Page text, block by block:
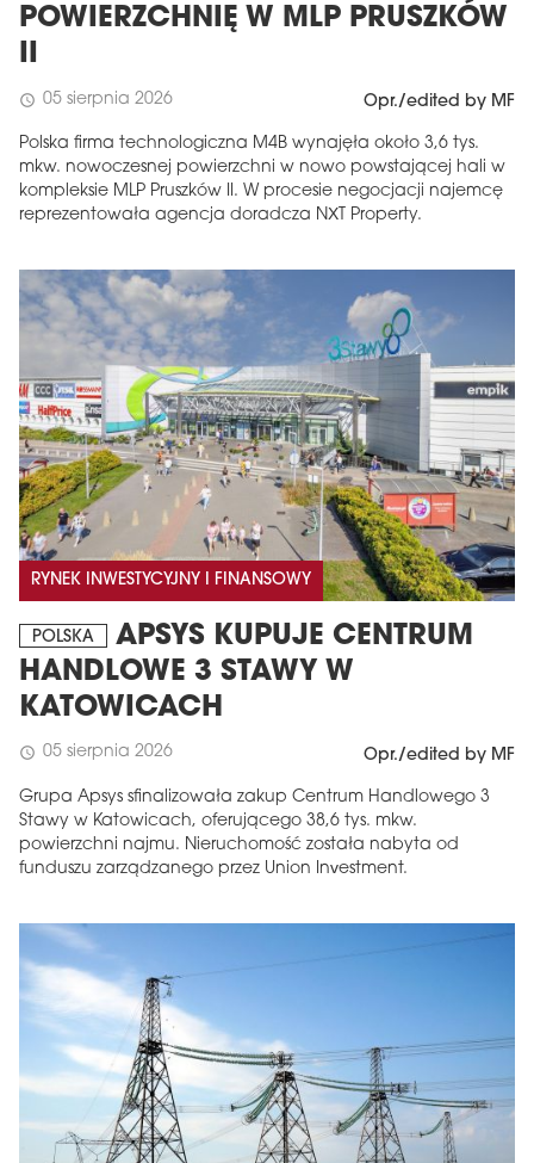
POWIERZCHNIĘ W MLP PRUSZKÓW
II
schedule 05 sierpnia 2026 Opr./edited by MF
Polska firma technologiczna M4B wynajęła około 3,6 tys.
mkw. nowoczesnej powierzchni w nowo powstającej hali w
kompleksie MLP Pruszków II. W procesie negocjacji najemcę
reprezentowała agencja doradcza NXT Property.
RYNEK INWESTYCYJNY I FINANSOWY
POLSKA
APSYS KUPUJE CENTRUM
HANDLOWE 3 STAWY W
KATOWICACH
schedule 05 sierpnia 2026 Opr./edited by MF
Grupa Apsys sfinalizowała zakup Centrum Handlowego 3
Stawy w Katowicach, oferującego 38,6 tys. mkw.
powierzchni najmu. Nieruchomość została nabyta od
funduszu zarządzanego przez Union Investment.